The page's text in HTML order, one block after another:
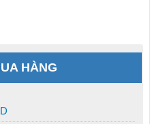
HÀNG